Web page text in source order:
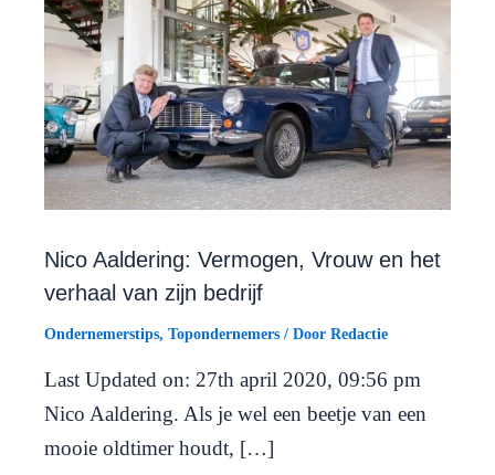
Nico Aaldering: Vermogen, Vrouw en het
verhaal van zijn bedrijf
Ondernemerstips, Topondernemers / Door Redactie
Last Updated on: 27th april 2020, 09:56 pm
Nico Aaldering. Als je wel een beetje van een
mooie oldtimer houdt, […]